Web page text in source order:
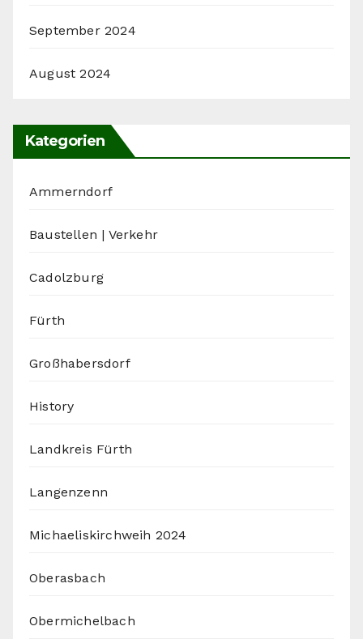
September 2024
August 2024
Kategorien
Ammerndorf
Baustellen | Verkehr
Cadolzburg
Fürth
Großhabersdorf
History
Landkreis Fürth
Langenzenn
Michaeliskirchweih 2024
Oberasbach
Obermichelbach